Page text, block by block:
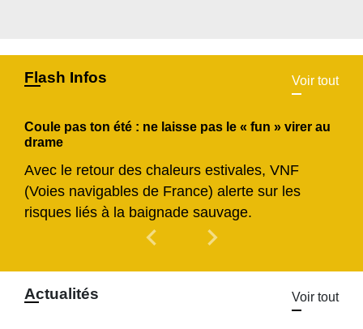
Flash Infos Voir tout
Coule pas ton été : ne laisse pas le « fun » virer au
drame
Avec le retour des chaleurs estivales, VNF
(Voies navigables de France) alerte sur les
risques liés à la baignade sauvage.
chevron_left Previous
chevron_right
Actualités Voir tout